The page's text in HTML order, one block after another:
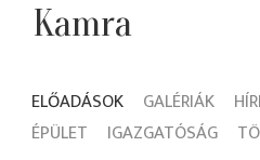
Kamra
ELŐADÁSOK GALÉRIÁK
ÉPÜLET
IGAZGATÓSÁG